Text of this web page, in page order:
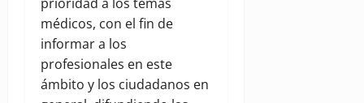
médicos, con el fin de
informar a los
profesionales en este
ámbito y los ciudadanos en